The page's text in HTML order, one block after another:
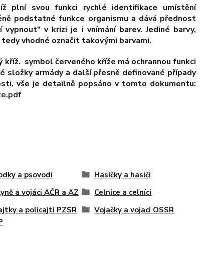
svou funkci rychlé identifikace umístění
podstatné funkce organismu a dává přednost
v krizi je i vnímání barev. Jediné barvy,
vhodné označit takovými barvami.
symbol červeného kříže má ochrannou funkci
složky armády a další přesně definované případy
vše je detailně popsáno v tomto dokumentu:
a psovodi
Hasičky a hasiči
a vojáci AČR a AZ
Celnice a celníci
a policajti PZSR
Vojačky a vojaci OSSR